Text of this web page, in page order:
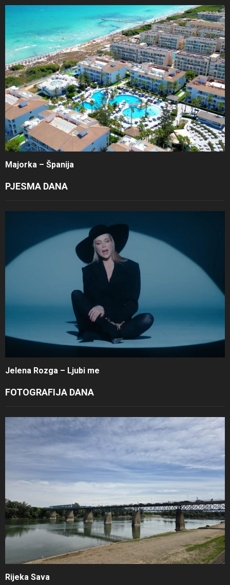
Majorka – Španija
PJESMA DANA
Jelena Rozga – Ljubi me
FOTOGRAFIJA DANA
Rijeka Sava